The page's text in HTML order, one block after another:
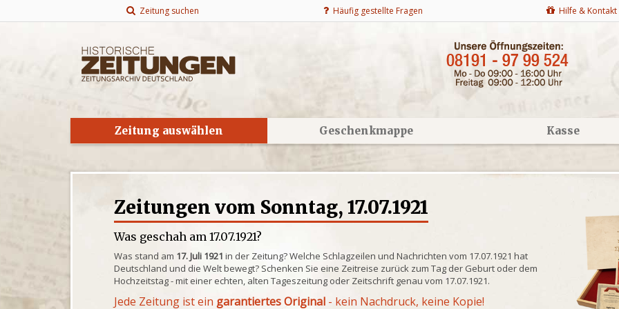
Zeitung suchen Häufig gestellte Fragen Hilfe & Kontakt
Zeitung auswählen Geschenkmappe Kasse
Zeitungen vom Sonntag, 17.07.1921
Was geschah am 17.07.1921?
Was stand am 17. Juli 1921 in der Zeitung? Welche Schlagzeilen und Nachrichten vom 17.07.1921 hat
Deutschland und die Welt bewegt? Schenken Sie eine Zeitreise zurück zum Tag der Geburt oder dem
Hochzeitstag - mit einer echten, alten Tageszeitung oder Zeitschrift genau vom 17.07.1921.
Jede Zeitung ist ein garantiertes Original - kein Nachdruck, keine Kopie!